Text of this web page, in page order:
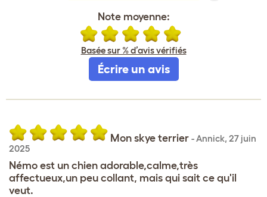
Note moyenne:
Basée sur % d’avis vérifiés
Écrire un avis
Mon skye terrier -Annick, 27 juin
2025
Némo est un chien adorable,calme,très
affectueux,un peu collant, mais qui sait ce qu'il
veut.